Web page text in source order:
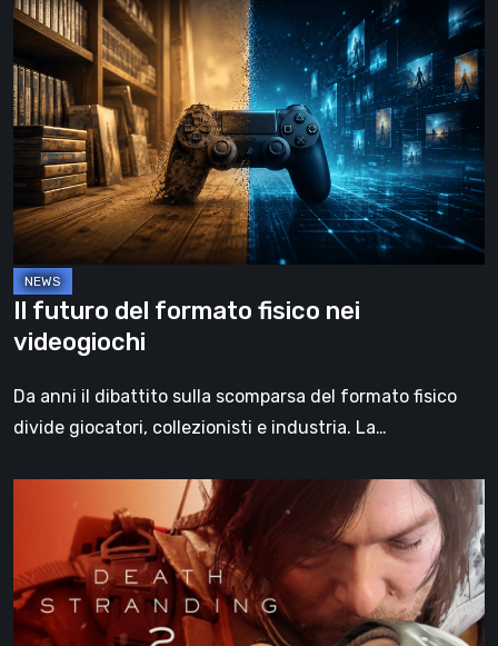
Il
futuro
del
formato
fisico
videogiochi
Il futuro del formato fisico nei
videogiochi
Da anni il dibattito sulla scomparsa del formato fisico
divide giocatori, collezionisti e industria. La…
Stranding
On
the